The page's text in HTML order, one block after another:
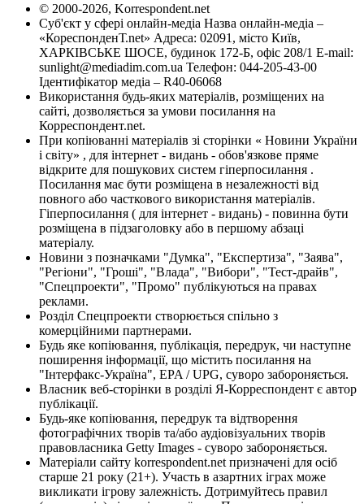
© 2000-2026, Korrespondent.net
Суб'єкт у сфері онлайн-медіа Назва онлайн-медіа –
«КореспонденТ.net» Адреса: 02091, місто Київ,
ХАРКІВСЬКЕ ШОСЕ, будинок 172-Б, офіс 208/1 E-mail:
sunlight@mediadim.com.ua Телефон: 044-205-43-00
Ідентифікатор медіа – R40-06068
Використання будь-яких матеріалів, розміщених на
сайті, дозволяється за умови посилання на
Корреспондент.net.
При копіюванні матеріалів зі сторінки « Новини України
і світу» , для інтернет - видань - обов'язкове пряме
відкрите для пошукових систем гіперпосилання .
Посилання має бути розміщена в незалежності від
повного або часткового використання матеріалів.
Гіперпосилання ( для інтернет - видань) - повинна бути
розміщена в підзаголовку або в першому абзаці
матеріалу.
Новини з позначками "Думка", "Експертиза", "Заява",
"Регіони", "Гроші", "Влада", "Вибори", "Тест-драйв",
"Спецпроекти", "Промо" публікуються на правах
реклами.
Розділ Спецпроекти створюється спільно з
комерційними партнерами.
Будь яке копіювання, публікація, передрук, чи наступне
поширення інформації, що містить посилання на
"Інтерфакс-Україна", EPA / UPG, суворо забороняється.
Власник веб-сторінки в розділі Я-Корреспондент є автор
публікації.
Будь-яке копіювання, передрук та відтворення
фотографічних творів та/або аудіовізуальних творів
правовласника Getty Images - суворо забороняється.
Матеріали сайту korrespondent.net призначені для осіб
старше 21 року (21+). Участь в азартних іграх може
викликати ігрову залежність. Дотримуйтесь правил